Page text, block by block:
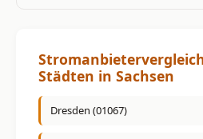
Städten in Sachsen
Dresden (01067)